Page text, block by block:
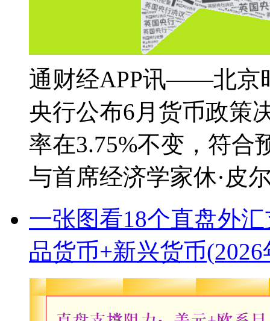
通财经APP讯——北京
央行公布6月货币政策
率在3.75%不变，符合
与首席经济学家休·皮
一张图看18个直盘外
品货币+新兴货币